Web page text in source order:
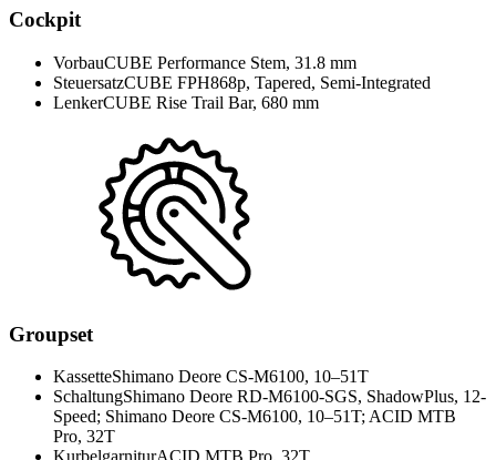
Cockpit
VorbauCUBE Performance Stem, 31.8 mm
SteuersatzCUBE FPH868p, Tapered, Semi-Integrated
LenkerCUBE Rise Trail Bar, 680 mm
Groupset
KassetteShimano Deore CS-M6100, 10–51T
SchaltungShimano Deore RD-M6100-SGS, ShadowPlus, 12-
Speed; Shimano Deore CS-M6100, 10–51T; ACID MTB
Pro, 32T